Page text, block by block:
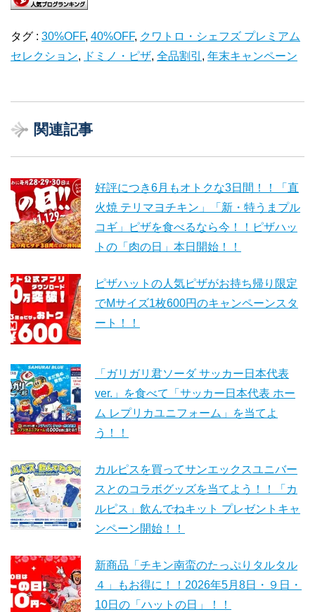
タグ : 30%OFF, 40%OFF, クワトロ・シェフズ プレミアム
セレクション, ドミノ・ピザ, 全品割引 , 年末キャンペーン
関連記事
好評につき6月もオトクな3日間！！「直
火焼 テリマヨチキン」「新・特うまプル
コギ」ピザを食べるなら今！！ピザハッ
トの「肉の日」本日開始！！
ピザハットの人気ピザがお持ち帰り限定
でMサイズ1枚600円のキャンペーンスタ
ート！！
「ガリガリ君ソーダ サッカー日本代表
ver.」を食べて「サッカー日本代表 ホー
ム レプリカユニフォーム」を当てよ
う！！
カルピスを買ってサンエックスユニバー
スとのコラボグッズを当てよう！！「カ
ルピス」飲んでねキット プレゼントキャ
ンペーン開始！！
新商品「チキン南蛮のたっぷりタルタル
４」もお得に！！2026年5月8日・９日・
10日の「ハットの日」！！